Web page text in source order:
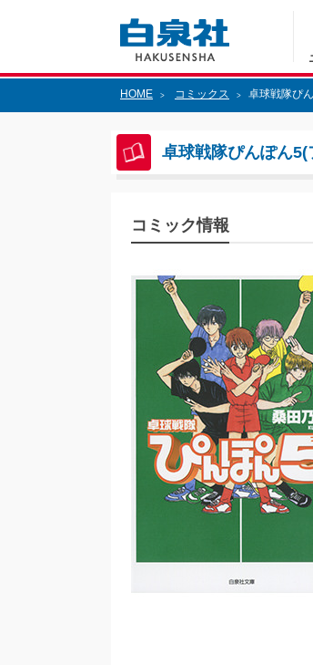
HOME > コミックス > 卓球戦隊ぴ
卓球戦隊ぴんぽん5(
コミック情報